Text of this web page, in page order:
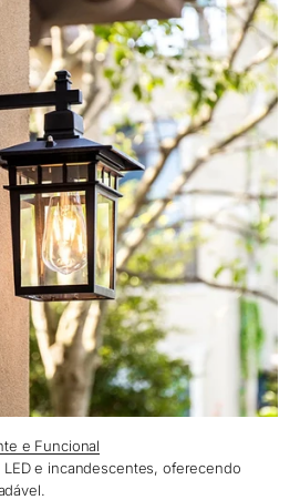
e Funcional
e incandescentes, oferecendo